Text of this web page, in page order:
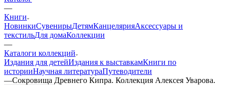
—
Книги
НовинкиСувенирыДетямКанцелярияАксессуары и
текстильДля домаКоллекции
—
Каталоги коллекций
Издания для детейИздания к выставкамКниги по
историиНаучная литератураПутеводители
—Сокровища Древнего Кипра. Коллекция Алексея Уварова.